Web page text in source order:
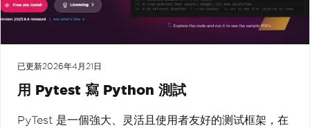
已更新2026年4月21日
用 Pytest 寫 Python 測試
PyTest 是一個強大、灵活且使用者友好的测试框架，在